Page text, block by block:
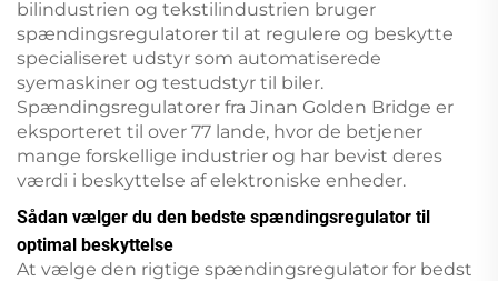
bilindustrien og tekstilindustrien bruger
spændingsregulatorer til at regulere og beskytte
specialiseret udstyr som automatiserede
syemaskiner og testudstyr til biler.
Spændingsregulatorer fra Jinan Golden Bridge er
eksporteret til over 77 lande, hvor de betjener
mange forskellige industrier og har bevist deres
værdi i beskyttelse af elektroniske enheder.
Sådan vælger du den bedste spændingsregulator til
optimal beskyttelse
At vælge den rigtige spændingsregulator for bedst